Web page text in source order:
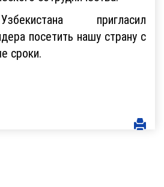
пригласил
посетить нашу страну с
сроки.